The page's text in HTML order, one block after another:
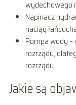
wydechowego
Napinacz
naciąg
Pompa wody
rozrządu,
rozrządu.
Jakie są